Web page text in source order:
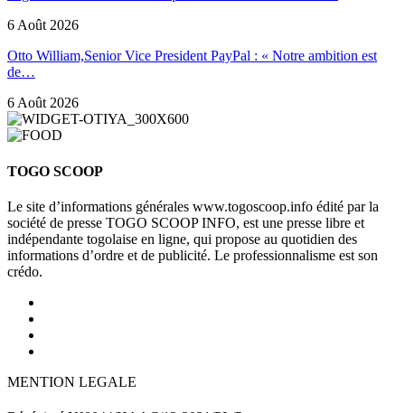
6 Août 2026
Otto William,Senior Vice President PayPal : « Notre ambition est
de…
6 Août 2026
TOGO SCOOP
Le site d’informations générales www.togoscoop.info édité par la
société de presse TOGO SCOOP INFO, est une presse libre et
indépendante togolaise en ligne, qui propose au quotidien des
informations d’ordre et de publicité. Le professionnalisme est son
crédo.
MENTION LEGALE